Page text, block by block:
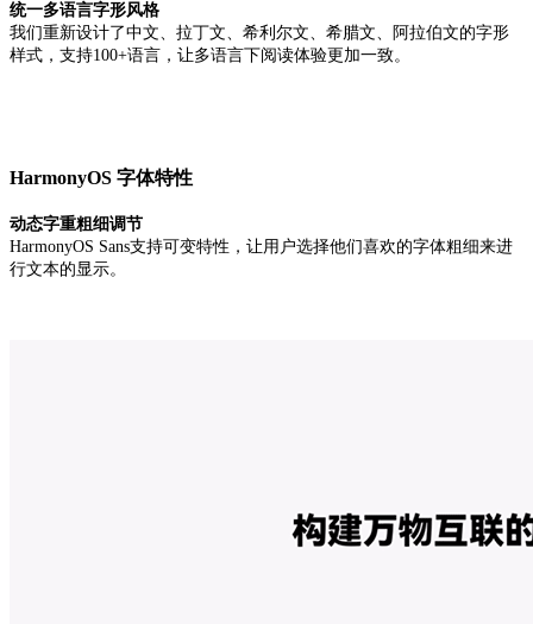
统一多语言字形风格
我们重新设计了中文、拉丁文、希利尔文、希腊文、阿拉伯文的字形
样式，支持100+语言，让多语言下阅读体验更加一致。
HarmonyOS 字体特性
动态字重粗细调节
HarmonyOS Sans支持可变特性，让用户选择他们喜欢的字体粗细来进
行文本的显示。